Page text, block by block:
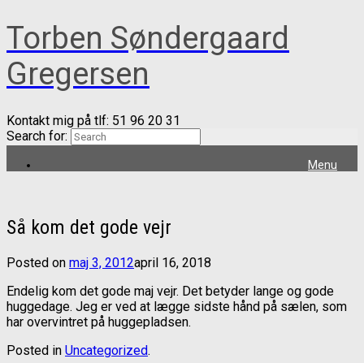
Torben Søndergaard
Gregersen
Kontakt mig på tlf: 51 96 20 31
Search for:
Menu
Så kom det gode vejr
Posted on maj 3, 2012april 16, 2018
Endelig kom det gode maj vejr. Det betyder lange og gode
huggedage. Jeg er ved at lægge sidste hånd på sælen, som
har overvintret på huggepladsen.
Posted in Uncategorized.